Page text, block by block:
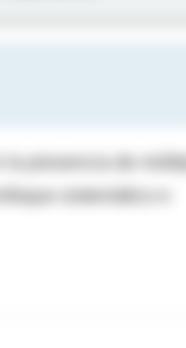
la presencia de
sistemático e